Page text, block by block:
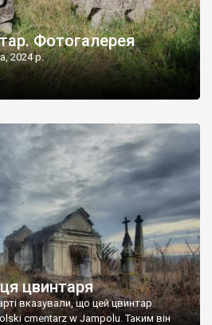
Фотогалерея
2024 р.
цвинтаря
вказували, що цей цвинтар
cmentarz w Jampolu. Таким він